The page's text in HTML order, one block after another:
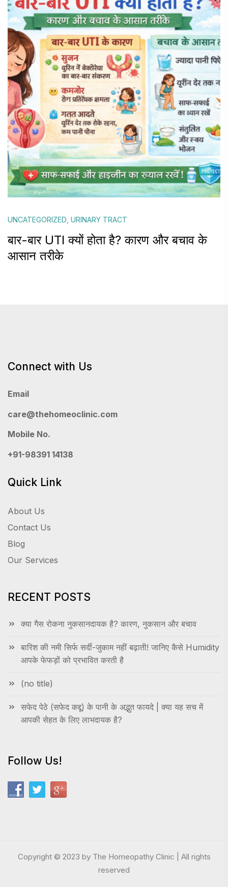
UNCATEGORIZED URINARY TRACT
बार-बार UTI क्यों होता है? कारण और बचाव के
आसान तरीके
Connect with Us
Email
care@thehomeoclinic.com
Mobile No.
+91-98391 14138
Quick Link
About Us
Contact Us
Blog
Our Services
RECENT POSTS
क्या गैस रोकना नुकसानदायक है? कारण, नुकसान और बचाव
बारिश की नमी सिर्फ सर्दी-जुकाम नहीं बढ़ाती! जानिए कैसे Humidity
आपके फेफड़ों को प्रभावित करती है
(no title)
सफेद पेठे (सफेद कद्दू) के पानी के अद्भुत फायदे | क्या यह सच में
आपकी सेहत के लिए लाभदायक है?
Follow Us!
Copyright © 2023 by The Homeopathy Clinic | All rights
reserved